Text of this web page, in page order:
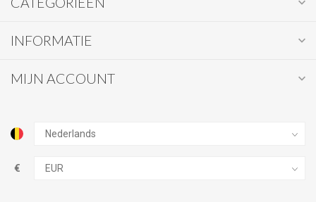
INFORMATIE
MIJN ACCOUNT
€